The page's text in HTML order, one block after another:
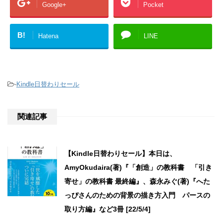
Google+ Pocket
B! Hatena LINE
-Kindle日替わりセール
関連記事
【Kindle日替わりセール】本日は、
AmyOkudaira(著)『「創造」の教科書 「引き
寄せ」の教科書 最終編』、森永みぐ(著)『へた
っぴさんのための背景の描き方入門 パースの
取り方編』など3冊 [22/5/4]